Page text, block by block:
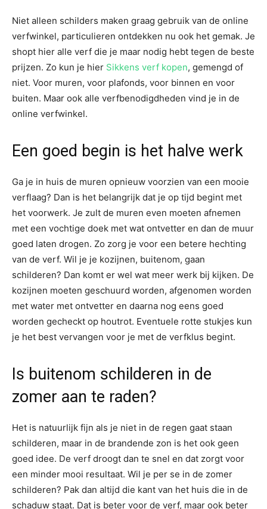
Niet alleen schilders maken graag gebruik van de online
verfwinkel, particulieren ontdekken nu ook het gemak. Je
shopt hier alle verf die je maar nodig hebt tegen de beste
prijzen. Zo kun je hier Sikkens verf kopen, gemengd of
niet. Voor muren, voor plafonds, voor binnen en voor
buiten. Maar ook alle verfbenodigdheden vind je in de
online verfwinkel.
Een goed begin is het halve werk
Ga je in huis de muren opnieuw voorzien van een mooie
verflaag? Dan is het belangrijk dat je op tijd begint met
het voorwerk. Je zult de muren even moeten afnemen
met een vochtige doek met wat ontvetter en dan de muur
goed laten drogen. Zo zorg je voor een betere hechting
van de verf. Wil je je kozijnen, buitenom, gaan
schilderen? Dan komt er wel wat meer werk bij kijken. De
kozijnen moeten geschuurd worden, afgenomen worden
met water met ontvetter en daarna nog eens goed
worden gecheckt op houtrot. Eventuele rotte stukjes kun
je het best vervangen voor je met de verfklus begint.
Is buitenom schilderen in de
zomer aan te raden?
Het is natuurlijk fijn als je niet in de regen gaat staan
schilderen, maar in de brandende zon is het ook geen
goed idee. De verf droogt dan te snel en dat zorgt voor
een minder mooi resultaat. Wil je per se in de zomer
schilderen? Pak dan altijd die kant van het huis die in de
schaduw staat. Dat is beter voor de verf, maar ook beter